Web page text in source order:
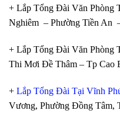
+ Lắp Tổng Đài Văn Phòng
Nghiêm – Phường Tiền An
+ Lắp Tổng Đài Văn Phòng
Thi Mơi Đề Thâm – Tp Cao
+ Lắp Tổng Đài Tại Vĩnh
Vương, Phường Đồng Tâm,